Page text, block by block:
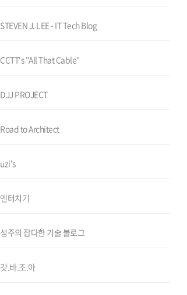
STEVEN J. LEE - IT Tech Blog
CCTT's "All That Cable"
DJJ PROJECT
Road to Architect
uzi's
엔터치기
성주의 잡다한 기술 블로그
갓.바.조.아